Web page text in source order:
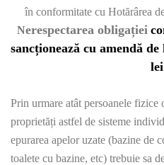
în conformitate cu Hotărârea
Nerespectarea obligației
sancționează cu amendă
lei
Prin urmare atât persoanele fizice
proprietăți astfel de sisteme
epurarea apelor uzate (bazine de
toalete cu bazine, etc) trebuie sa